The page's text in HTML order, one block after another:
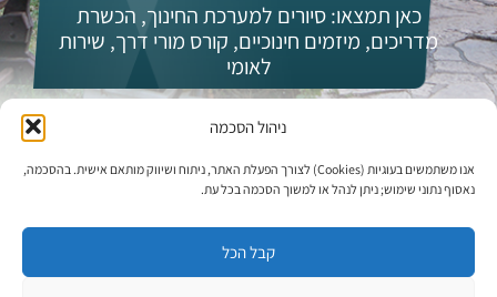
ניהול הסכמה
אנו משתמשים בעוגיות (Cookies) לצורך הפעלת האתר, ניתוח ושיווק מותאם אישית. בהסכמה,
נאסוף נתוני שימוש; ניתן לנהל או למשוך הסכמה בכל עת.
קבל הכל
כאן תמצאו: סיורים למערכת החינוך, הכשרת
מדריכים, מיזמים חינוכיים, קורס מורי דרך, שירות
לאומי
מי אנחנו?
עדכונים וחדשות: